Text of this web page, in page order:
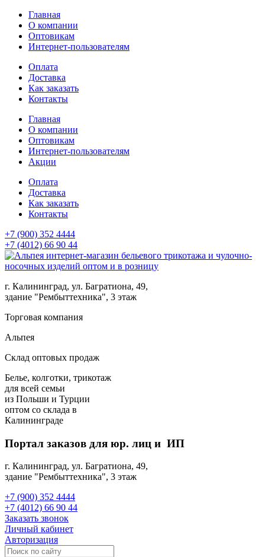
Главная
О компании
Оптовикам
Интернет-пользователям
Оплата
Доставка
Как заказать
Контакты
Главная
О компании
Оптовикам
Интернет-пользователям
Акции
Оплата
Доставка
Как заказать
Контакты
+7 (900) 352 4444
+7 (4012) 66 90 44
г. Калининград, ул. Багратиона, 49,
здание "Рембыттехника", 3 этаж
Торговая компания
Альпея
Склад оптовых продаж
Белье, колготки, трикотаж
для всей семьи
из Польши и Турции
оптом со склада в
Калининграде
Портал заказов для юр. лиц и ИП
г. Калининград, ул. Багратиона, 49,
здание "Рембыттехника", 3 этаж
+7 (900) 352 4444
+7 (4012) 66 90 44
Заказать звонок
Личный кабинет
Авторизация